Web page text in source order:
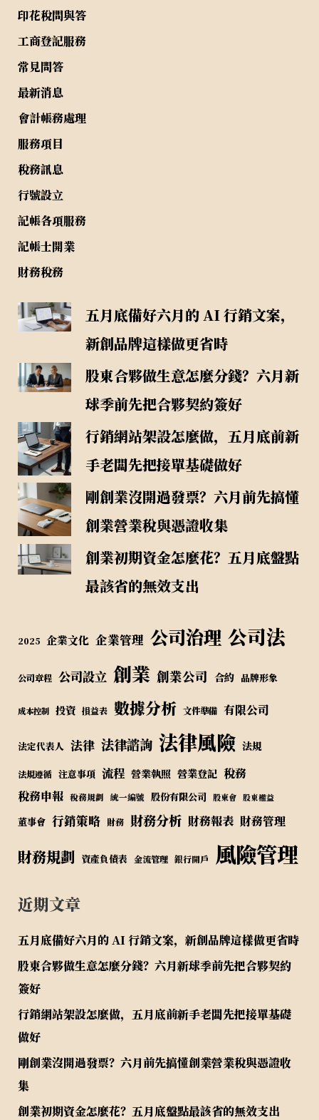
印花稅問與答
工商登記服務
常見問答
最新消息
會計帳務處理
服務項目
稅務訊息
行號設立
記帳各項服務
記帳士開業
財務稅務
五月底備好六月的 AI 行銷文案，
新創品牌這樣做更省時
股東合夥做生意怎麼分錢？六月新
球季前先把合夥契約簽好
行銷網站架設怎麼做，五月底前新
手老闆先把接單基礎做好
剛創業沒開過發票？六月前先搞懂
創業營業稅與憑證收集
創業初期資金怎麼花？五月底盤點
最該省的無效支出
2025 企業文化 企業管理 公司治理 公司法
公司章程 公司設立 創業 創業公司 合約 品牌形象
成本控制 投資 損益表 數據分析 文件準備 有限公司
法定代表人 法律 法律諮詢 法律風險 法規
法規遵循 注意事項 流程 營業執照 營業登記 稅務
稅務申報 稅務規劃 統一編號 股份有限公司 股東會 股東權益
董事會 行銷策略 財務 財務分析 財務報表 財務管理
財務規劃 資產負債表 金流管理 銀行開戶 風險管理
近期文章
五月底備好六月的 AI 行銷文案，新創品牌這樣做更省時
股東合夥做生意怎麼分錢？六月新球季前先把合夥契約
簽好
行銷網站架設怎麼做，五月底前新手老闆先把接單基礎
做好
剛創業沒開過發票？六月前先搞懂創業營業稅與憑證收
集
創業初期資金怎麼花？五月底盤點最該省的無效支出